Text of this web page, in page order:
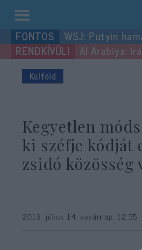
Kilépés
a
tartalomba
WSJ: Putyin
Al Arabiya:
Külföld
Kegyetlen
ki széfje kódját
zsidó közösség
2019. július 14. vasárnap, 12:55